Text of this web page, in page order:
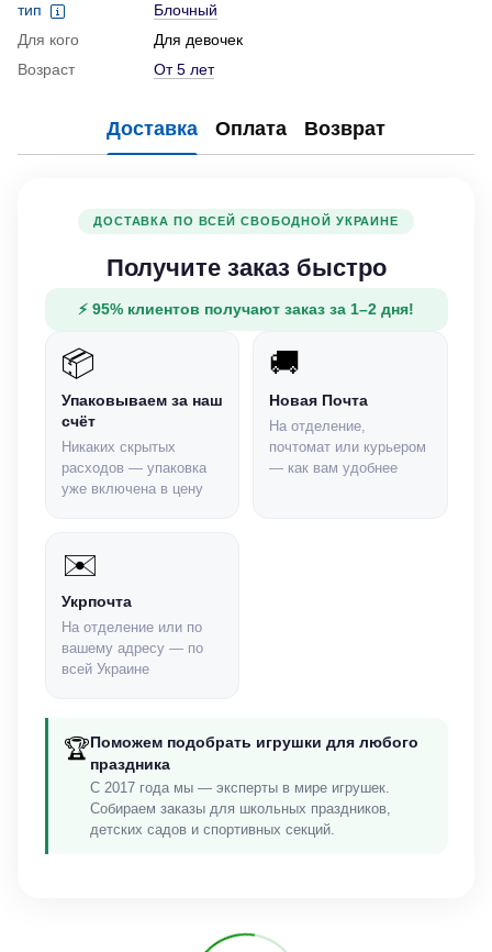
тип
Блочный
Для кого
Для девочек
Возраст
От 5 лет
Доставка Оплата Возврат
ДОСТАВКА ПО ВСЕЙ СВОБОДНОЙ УКРАИНЕ
Получите заказ быстро
⚡ 95% клиентов получают заказ за 1–2 дня!
📦
Упаковываем за наш
счёт
Никаких скрытых
расходов — упаковка
уже включена в цену
🚚
Новая Почта
На отделение,
почтомат или курьером
— как вам удобнее
✉️
Укрпочта
На отделение или по
вашему адресу — по
всей Украине
🏆Поможем подобрать игрушки для любого
праздника
С 2017 года мы — эксперты в мире игрушек.
Собираем заказы для школьных праздников,
детских садов и спортивных секций.